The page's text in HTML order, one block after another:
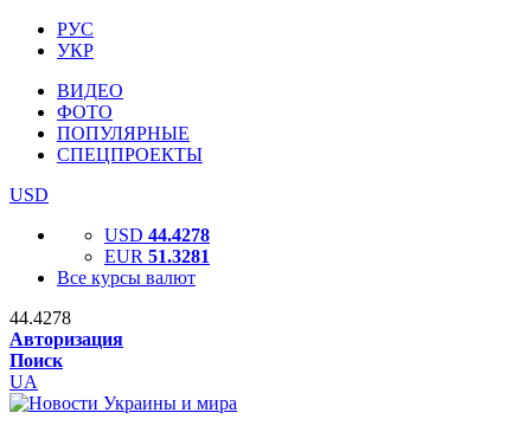
РУС
УКР
ВИДЕО
ФОТО
ПОПУЛЯРНЫЕ
СПЕЦПРОЕКТЫ
USD
USD 44.4278
EUR 51.3281
Все курсы валют
44.4278
Авторизация
Поиск
UA